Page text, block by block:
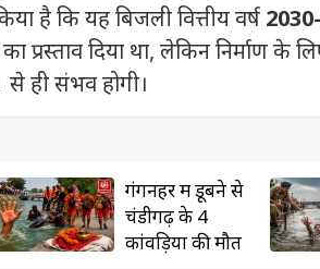
है कि यह बिजली वित्तीय वर्ष
दिया था, लेकिन निर्माण के
ही संभव होगी।
गंगनहर में डूबने से
चंडीगढ़ के 4
कांवड़ियों की मौत